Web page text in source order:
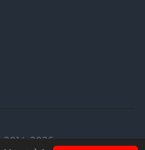
2014-2026